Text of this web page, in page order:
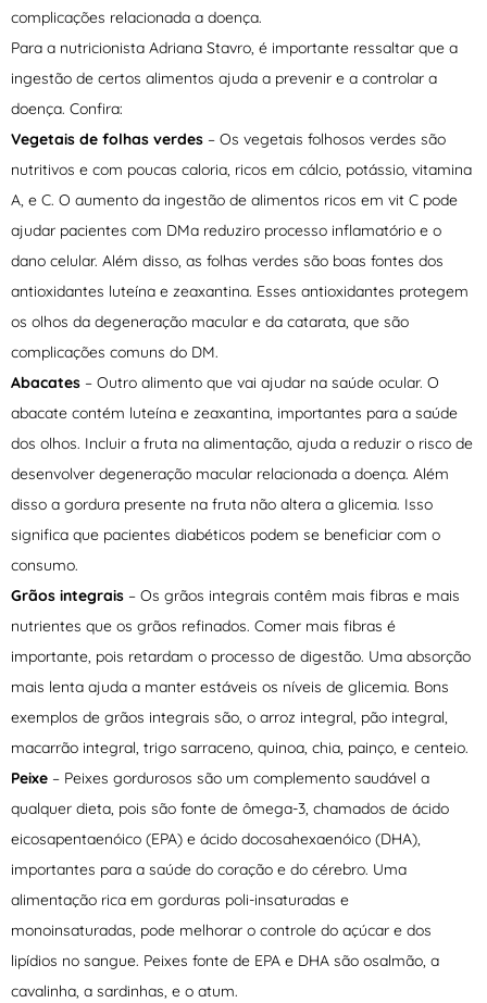
complicações relacionada a doença.
Para a nutricionista Adriana Stavro, é importante ressaltar que a
ingestão de certos alimentos ajuda a prevenir e a controlar a
doença. Confira:
Vegetais de folhas verdes – Os vegetais folhosos verdes são
nutritivos e com poucas caloria, ricos em cálcio, potássio, vitamina
A, e C. O aumento da ingestão de alimentos ricos em vit C pode
ajudar pacientes com DMa reduziro processo inflamatório e o
dano celular. Além disso, as folhas verdes são boas fontes dos
antioxidantes luteína e zeaxantina. Esses antioxidantes protegem
os olhos da degeneração macular e da catarata, que são
complicações comuns do DM.
Abacates – Outro alimento que vai ajudar na saúde ocular. O
abacate contém luteína e zeaxantina, importantes para a saúde
dos olhos. Incluir a fruta na alimentação, ajuda a reduzir o risco de
desenvolver degeneração macular relacionada a doença. Além
disso a gordura presente na fruta não altera a glicemia. Isso
significa que pacientes diabéticos podem se beneficiar com o
consumo.
Grãos integrais – Os grãos integrais contêm mais fibras e mais
nutrientes que os grãos refinados. Comer mais fibras é
importante, pois retardam o processo de digestão. Uma absorção
mais lenta ajuda a manter estáveis os níveis de glicemia. Bons
exemplos de grãos integrais são, o arroz integral, pão integral,
macarrão integral, trigo sarraceno, quinoa, chia, painço, e centeio.
Peixe – Peixes gordurosos são um complemento saudável a
qualquer dieta, pois são fonte de ômega-3, chamados de ácido
eicosapentaenóico (EPA) e ácido docosahexaenóico (DHA),
importantes para a saúde do coração e do cérebro. Uma
alimentação rica em gorduras poli-insaturadas e
monoinsaturadas, pode melhorar o controle do açúcar e dos
lipídios no sangue. Peixes fonte de EPA e DHA são osalmão, a
cavalinha, a sardinhas, e o atum.